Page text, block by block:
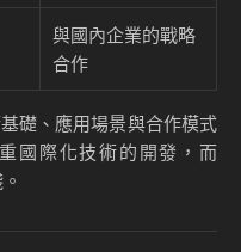
與國內企業的戰略
合作
礎、應用場景與合作模式
國際化技術的開發，而